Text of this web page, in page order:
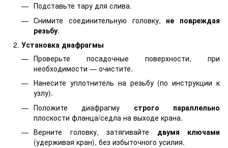
Подставьте тару для слива.
Снимите соединительную головку, не повреждая
резьбу.
Установка диафрагмы
Проверьте посадочные поверхности, при
необходимости — очистите.
Нанесите уплотнитель на резьбу (по инструкции к
узлу).
Положите диафрагму строго параллельно
плоскости фланца/седла на выходе крана.
Верните головку, затягивайте двумя ключами
(удерживая кран), без избыточного усилия.